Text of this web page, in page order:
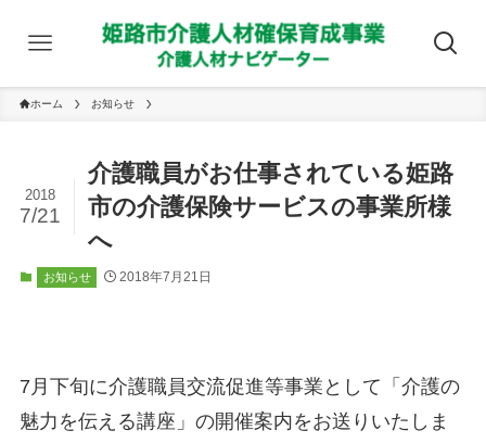
ホーム お知らせ
介護職員がお仕事されている姫路
市の介護保険サービスの事業所様
へ
2018
7/21
お知らせ 2018年7月21日
7月下旬に介護職員交流促進等事業として「介護の
魅力を伝える講座」の開催案内をお送りいたしま